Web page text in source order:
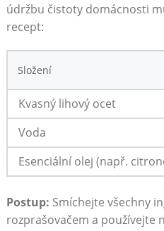
údržbu čistoty domácnosti⁣
recept:
Složení
Kvasný⁤ lihový ocet
Voda
Esenciální olej (např.
Postup: Smíchejte všechny
rozprašovačem a používejte⁣